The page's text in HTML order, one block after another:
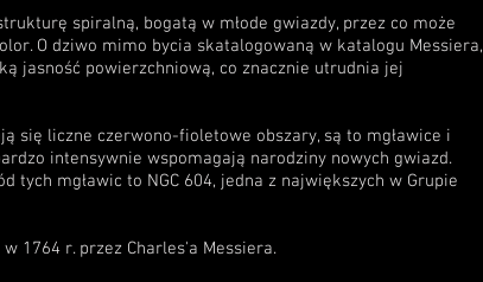
spiralną, bogatą w młode gwiazdy, przez co może
O dziwo mimo bycia skatalogowaną w katalogu Messiera,
jasność powierzchniową, co znacznie utrudnia jej
się liczne czerwono-fioletowe obszary, są to mgławice i
intensywnie wspomagają narodziny nowych gwiazd.
tych mgławic to NGC 604, jedna z największych w Grupie
1764 r. przez Charles'a Messiera.